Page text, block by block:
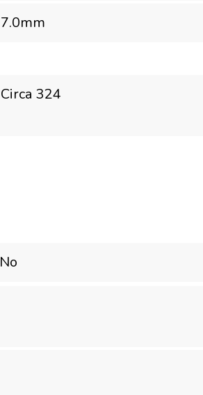
7.0mm
Circa 324
No